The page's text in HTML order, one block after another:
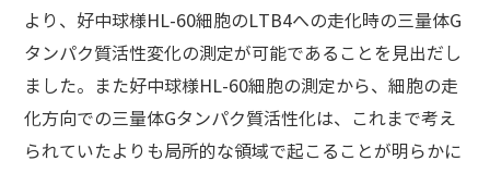
より、好中球様HL-60細胞のLTB4への走化時の三量体G
タンパク質活性変化の測定が可能であることを見出だし
ました。また好中球様HL-60細胞の測定から、細胞の走
化方向での三量体Gタンパク質活性化は、これまで考え
られていたよりも局所的な領域で起こることが明らかに